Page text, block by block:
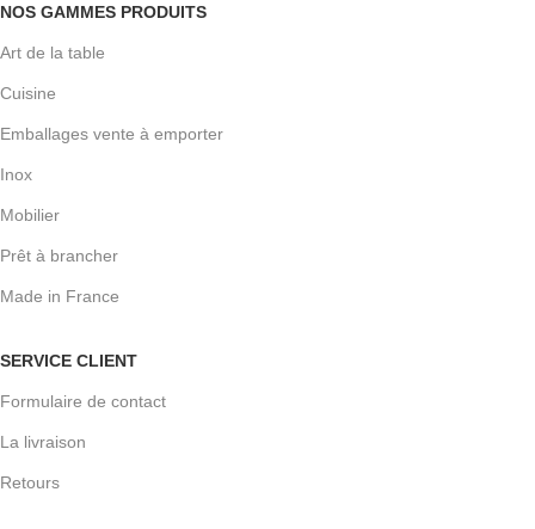
NOS GAMMES PRODUITS
Art de la table
Cuisine
Emballages vente à emporter
Inox
Mobilier
Prêt à brancher
Made in France
SERVICE CLIENT
Formulaire de contact
La livraison
Retours